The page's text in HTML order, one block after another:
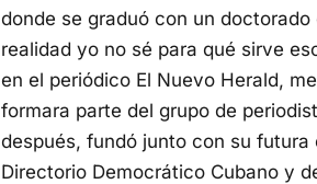
donde se graduó con un
realidad yo no sé para qué sirve
en el periódico El Nuevo Herald,
formara parte del grupo de
después, fundó junto con su
Directorio Democrático Cubano y